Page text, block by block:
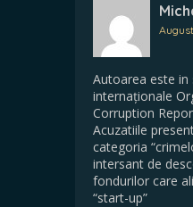
Autoarea este in
internaționale
Corruption
Acuzatiile
categoria
intersant de
fondurilor care
“start-up”